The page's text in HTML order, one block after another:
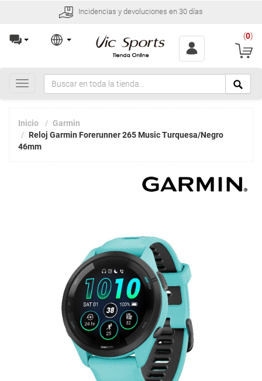
Incidencias y devoluciones en 30 días
(0)
Toggle
navigation
Inicio
Garmin
Reloj Garmin Forerunner 265 Music Turquesa/Negro
46mm